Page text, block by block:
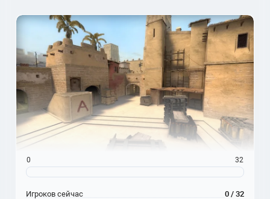
0 32
Игроков сейчас 0 / 32